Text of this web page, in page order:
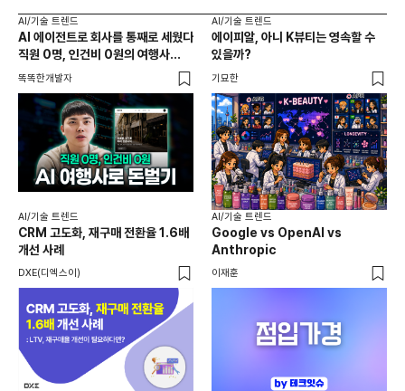
AI/기술 트렌드
AI 에이전트로 회사를 통째로 세웠다
직원 0명, 인건비 0원의 여행사
제작기
똑똑한개발자
AI/기술 트렌드
에이피알, 아니 K뷰티는 영속할 수
있을까?
기묘한
AI/기술 트렌드
CRM 고도화, 재구매 전환율 1.6배
개선 사례
DXE(디엑스이)
AI/기술 트렌드
Google vs OpenAI vs
Anthropic
이재훈